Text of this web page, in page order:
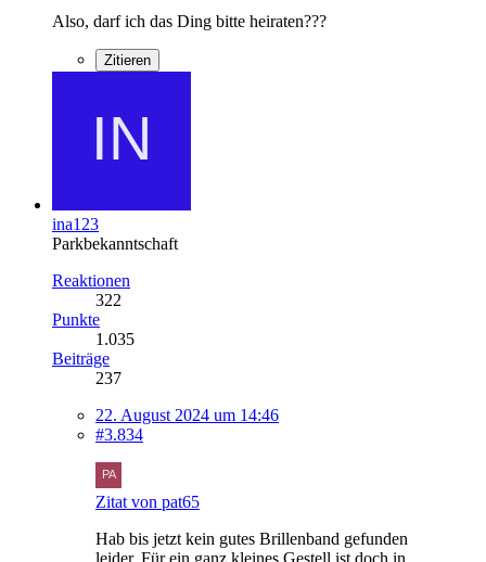
Also, darf ich das Ding bitte heiraten???
Zitieren
ina123
Parkbekanntschaft
Reaktionen
322
Punkte
1.035
Beiträge
237
22. August 2024 um 14:46
#3.834
Zitat von pat65
Hab bis jetzt kein gutes Brillenband gefunden
leider. Für ein ganz kleines Gestell ist doch in